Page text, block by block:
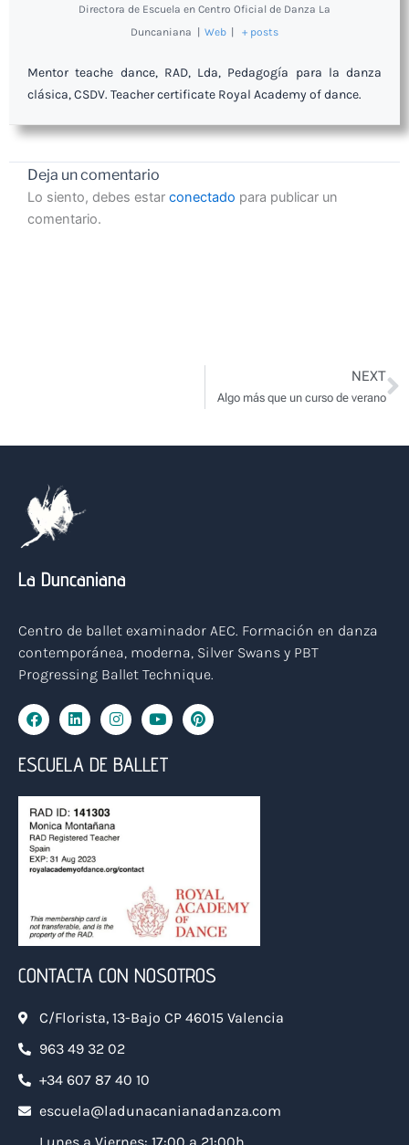
Directora de Escuela en Centro Oficial de Danza La
Duncaniana
Web + posts
Mentor teache dance, RAD, Lda, Pedagogía para la danza
clásica, CSDV. Teacher certificate Royal Academy of dance.
Deja un comentario
Lo siento, debes estar conectado para publicar un
comentario.
NEXT
Algo más que un curso de verano
La Duncaniana
Centro de ballet examinador AEC. Formación en danza
contemporánea, moderna, Silver Swans y PBT
Progressing Ballet Technique.
F
a
c
e
b
k
L
i
n
k
e
n
I
n
s
t
a
m
Y
o
u
t
u
P
i
n
ESCUELA DE BALLET
CONTACTA CON NOSOTROS
C/Florista, 13-Bajo CP 46015 Valencia
963 49 32 02
+34 607 87 40 10
escuela@ladunacanianadanza.com
Lunes a Viernes: 17:00 a 21:00h